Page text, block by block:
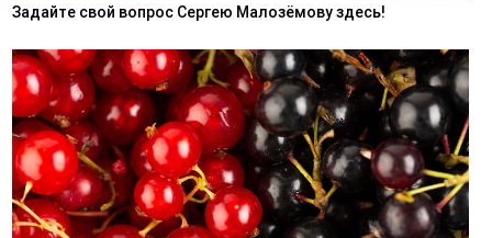
Задайте свой вопрос Сергею Малозёмову здесь!